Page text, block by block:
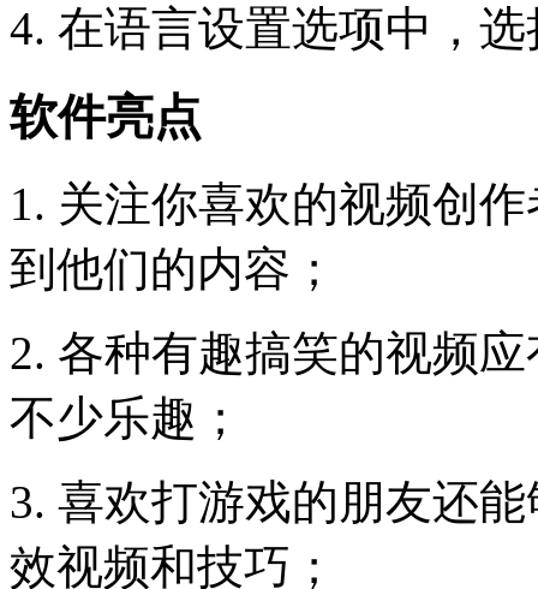
4. 在语言设置选项中，
软件亮点
1. 关注你喜欢的视频创
到他们的内容；
2. 各种有趣搞笑的视频
不少乐趣；
3. 喜欢打游戏的朋友还
效视频和技巧；